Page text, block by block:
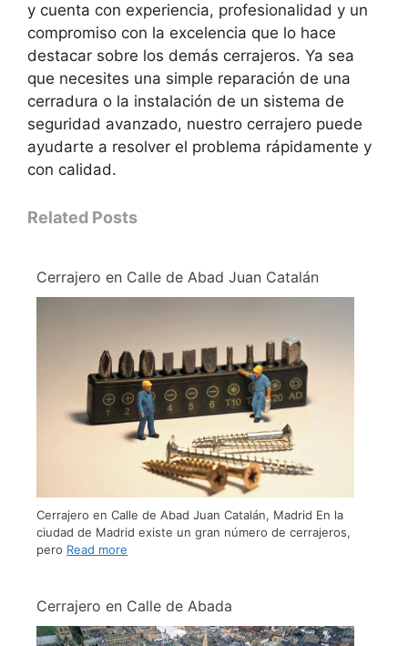
y cuenta con experiencia, profesionalidad y un
compromiso con la excelencia que lo hace
destacar sobre los demás cerrajeros. Ya sea
que necesites una simple reparación de una
cerradura o la instalación de un sistema de
seguridad avanzado, nuestro cerrajero puede
ayudarte a resolver el problema rápidamente y
con calidad.
Related Posts
Cerrajero en Calle de Abad Juan Catalán
Cerrajero en Calle de Abad Juan Catalán, Madrid En la
ciudad de Madrid existe un gran número de cerrajeros,
pero Read more
Cerrajero en Calle de Abada